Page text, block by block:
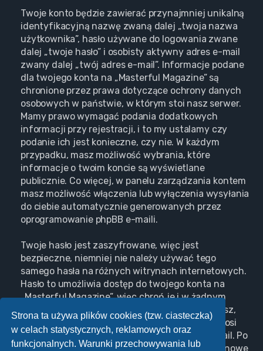
Strona ta używa plików cookies (tzw. ciasteczka)
w celach statystycznych, reklamowych oraz
funkcjonalnych. Warunki przechowywania lub
Twoje konto będzie zawierać przynajmniej unikalną
identyfikacyjną nazwę zwaną dalej „twoja nazwa
użytkownika”, hasło używane do logowania zwane
dalej „twoje hasło” i osobisty aktywny adres e-mail
zwany dalej „twój adres e-mail”. Informacje podane
dla twojego konta na „Masterful Magazine” są
chronione przez prawa dotyczące ochrony danych
osobowych w państwie, w którym stoi nasz serwer.
Mamy prawo wymagać podania dodatkowych
informacji przy rejestracji, i to my ustalamy czy
podanie ich jest konieczne, czy nie. W każdym
przypadku, masz możliwość wybrania, które
informacje o twoim koncie są wyświetlane
publicznie. Co więcej, w panelu zarządzania kontem
masz możliwość włączenia lub wyłączenia wysyłania
do ciebie automatycznie generowanych przez
oprogramowanie phpBB e-maili.
Twoje hasło jest zaszyfrowane, więc jest
bezpieczne, niemniej nie należy używać tego
samego hasła na różnych witrynach internetowych.
Hasło to umożliwia dostęp do twojego konta na
„Masterful Magazine”, więc chroń je i w żadnym
wypadku nie podawaj
nikomu . Jeśli je zapomnisz,
użyj funkcji „Nie pamiętam hasła”. Witryna poprosi
cię o podanie nazwy użytkownika i adresu e-mail. Po
podaniu tych danych zostanie wygenerowane nowe